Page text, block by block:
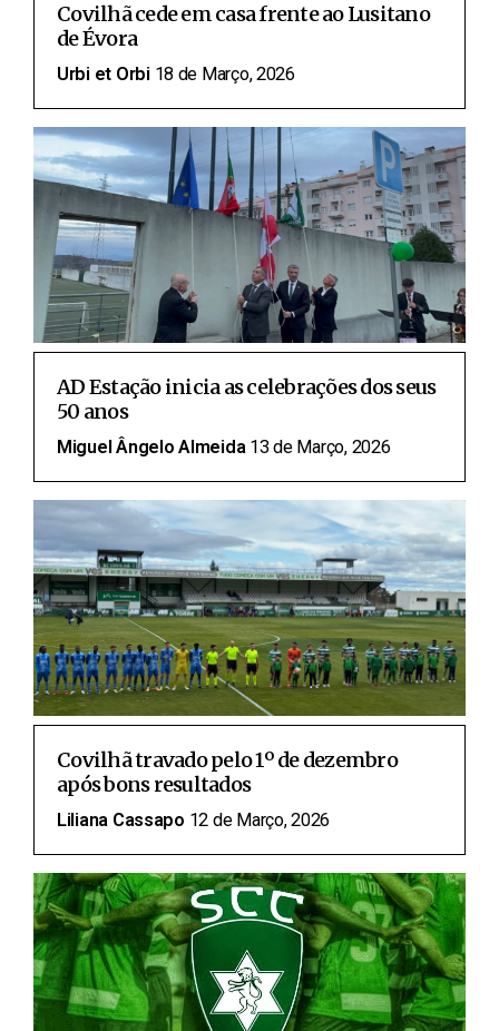
Covilhã cede em casa frente ao Lusitano
de Évora
Urbi et Orbi 18 de Março, 2026
AD Estação inicia as celebrações dos seus
50 anos
Miguel Ângelo Almeida 13 de Março, 2026
Covilhã travado pelo 1º de dezembro
após bons resultados
Liliana Cassapo 12 de Março, 2026